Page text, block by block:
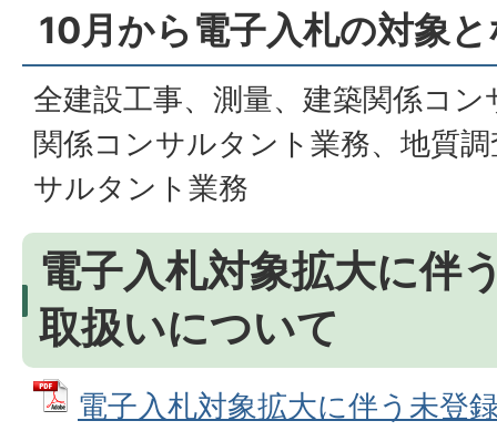
10月から電子入札の対象
全建設工事、測量、建築関係コ
関係コンサルタント業務、地質
サルタント業務
電子入札対象拡大に伴
取扱いについて
電子入札対象拡大に伴う未登